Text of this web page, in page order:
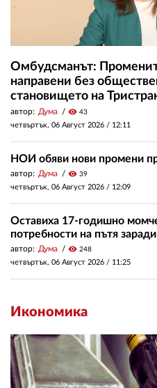
Омбудсманът:
направени без
становището на
автор: Дума visibility 43
четвъртък, 06 Август 2026 / 12:11
НОИ обяви нови промени
автор: Дума visibility 39
четвъртък, 06 Август 2026 / 12:09
Оставиха 17-годишно
потребности на пътя
автор: Дума visibility 248
четвъртък, 06 Август 2026 / 11:25
Икономика